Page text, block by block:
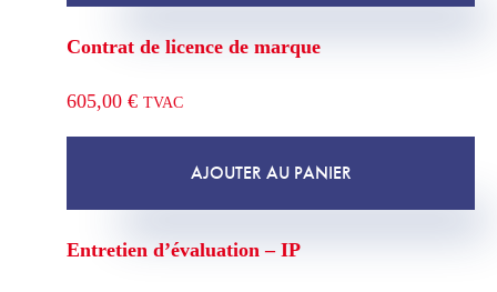
Contrat de licence de marque
605,00 € TVAC
AJOUTER AU PANIER
Entretien d’évaluation – IP